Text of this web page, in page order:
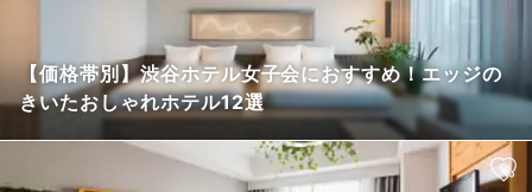
【価格帯別】渋谷ホテル女子会におすすめ！エッジの
きいたおしゃれホテル12選